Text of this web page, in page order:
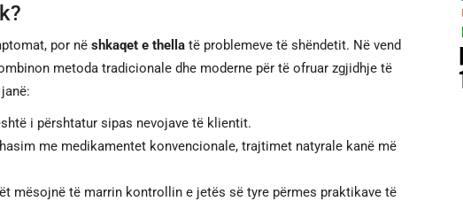
por në shkaqet e thella të problemeve të shëndetit. Në vend
metoda tradicionale dhe moderne për të ofruar zgjidhje të
i përshtatur sipas nevojave të klientit.
me medikamentet konvencionale, trajtimet natyrale kanë më
mësojnë të marrin kontrollin e jetës së tyre përmes praktikave të